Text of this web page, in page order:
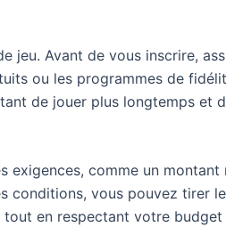
jeu. Avant de vous inscrire,
ou les programmes de
de jouer plus longtemps et
exigences, comme un montant
conditions, vous pouvez tirer
en respectant votre budget